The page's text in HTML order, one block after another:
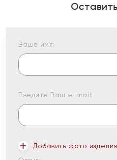
Ваше имя:
Введите Ваш e-mail:
Добавить фото изделия